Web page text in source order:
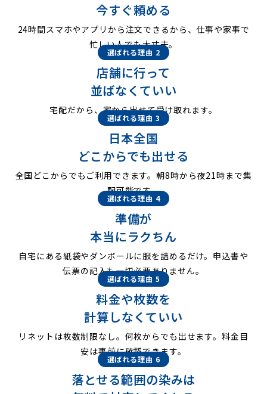
今すぐ頼める
24時間スマホやアプリから注文できるから、仕事や家事で
忙しい人でも大丈夫。
選ばれる理由 2
店舗に行って
並ばなくていい
宅配だから、家から出せて受け取れます。
選ばれる理由 3
日本全国
どこからでも出せる
全国どこからでもご利用できます。朝8時から夜21時まで集
配可能です。
選ばれる理由 4
準備が
本当にラクちん
自宅にある紙袋やダンボールに服を詰めるだけ。申込書や
伝票の記入も一切必要ありません。
選ばれる理由 5
料金や枚数を
計算しなくていい
リネットは枚数制限なし。何枚からでも出せます。料金目
安は事前に確認できます。
選ばれる理由 6
落とせる範囲の染みは